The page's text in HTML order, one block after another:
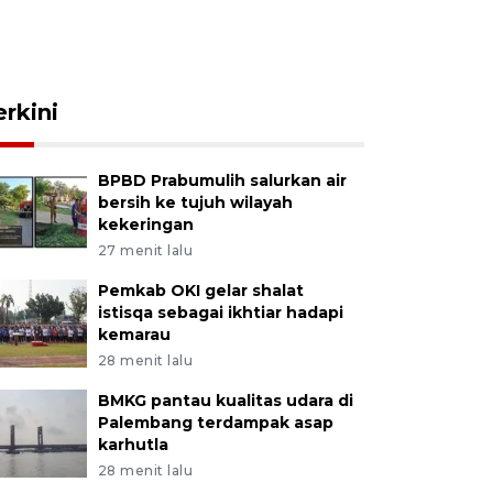
BPBD Prabumulih salurkan air
bersih ke tujuh wilayah
kekeringan
27 menit lalu
Pemkab OKI gelar shalat
istisqa sebagai ikhtiar hadapi
kemarau
28 menit lalu
BMKG pantau kualitas udara di
Palembang terdampak asap
karhutla
28 menit lalu